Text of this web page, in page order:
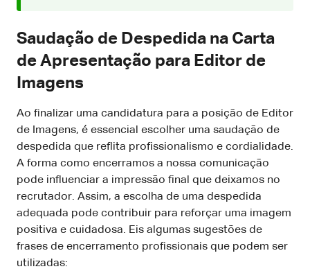
Saudação de Despedida na Carta
de Apresentação para Editor de
Imagens
Ao finalizar uma candidatura para a posição de Editor
de Imagens, é essencial escolher uma saudação de
despedida que reflita profissionalismo e cordialidade.
A forma como encerramos a nossa comunicação
pode influenciar a impressão final que deixamos no
recrutador. Assim, a escolha de uma despedida
adequada pode contribuir para reforçar uma imagem
positiva e cuidadosa. Eis algumas sugestões de
frases de encerramento profissionais que podem ser
utilizadas: